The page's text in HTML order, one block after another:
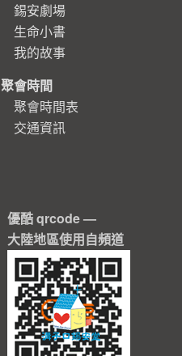
錫安劇場
生命小書
我的故事
聚會時間
聚會時間表
交通資訊
優酷 qrcode —
大陸地區使用自頻道